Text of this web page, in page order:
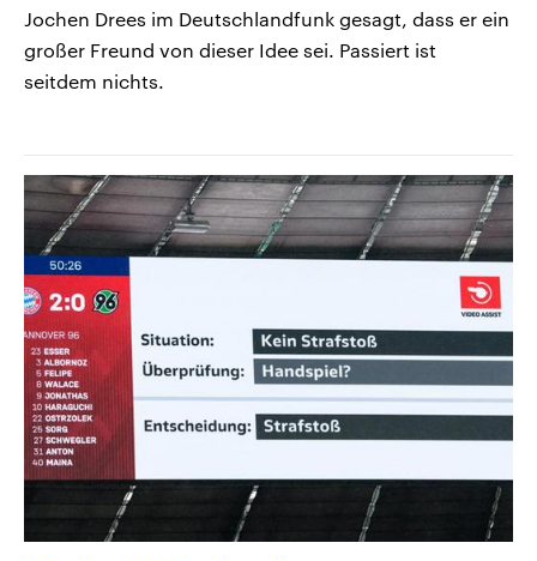
Jochen Drees im Deutschlandfunk gesagt, dass er ein
großer Freund von dieser Idee sei. Passiert ist
seitdem nichts.